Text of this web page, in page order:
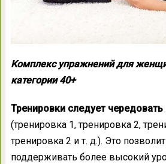
Комплекс упражнений для
категории 40+
Тренировки следует
(тренировка 1, тренировка 2,
тренировка 2 и т. д.). Это
поддерживать более высокий